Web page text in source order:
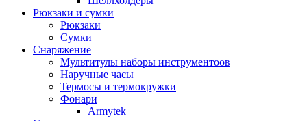
Рюкзаки и сумки
Рюкзаки
Сумки
Снаряжение
Мультитулы наборы инструментоов
Наручные часы
Термосы и термокружки
Фонари
Armytek